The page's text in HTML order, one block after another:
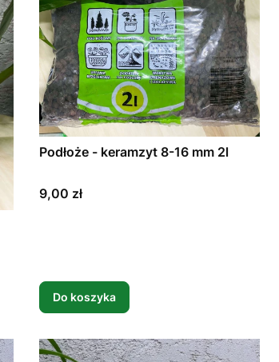
Podłoże - keramzyt 8-16 mm 2l
Cena
9,00 zł
Do koszyka